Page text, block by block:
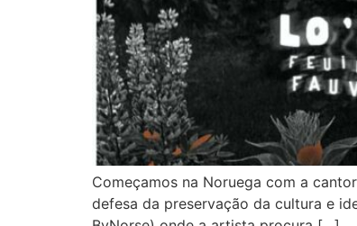
Começamos na Noruega com a
defesa da preservação da cultura e